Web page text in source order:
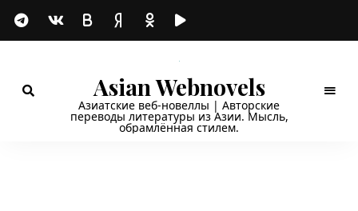
Asian Webnovels
Азиатские веб-новеллы | Авторские
переводы литературы из Азии. Мысль,
обрамлённая стилем.